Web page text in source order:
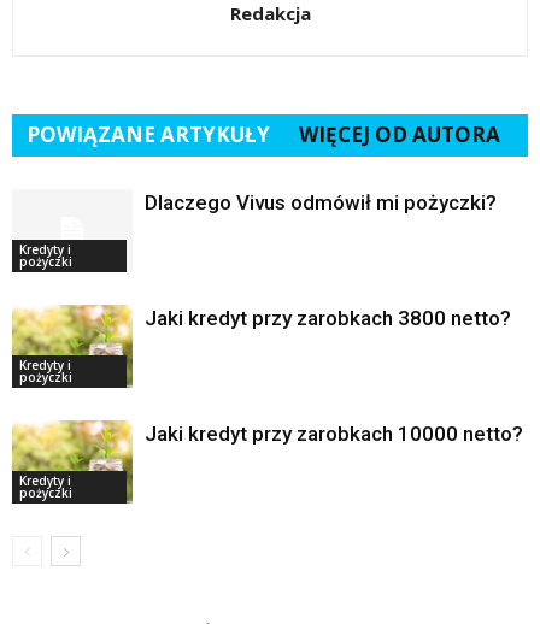
Redakcja
POWIĄZANE ARTYKUŁY WIĘCEJ OD AUTORA
Kredyty i
pożyczki
Dlaczego Vivus odmówił mi pożyczki?
Kredyty i
pożyczki
Jaki kredyt przy zarobkach 3800 netto?
Kredyty i
pożyczki
Jaki kredyt przy zarobkach 10000 netto?